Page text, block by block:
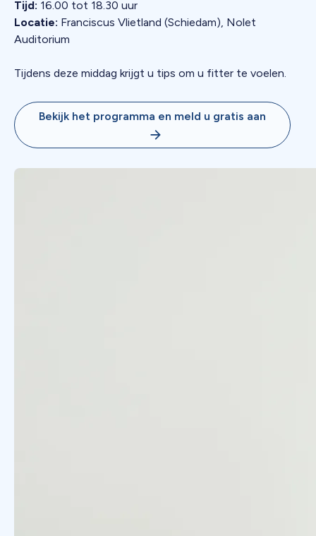
Tijd: 16.00 tot 18.30 uur
Locatie: Franciscus Vlietland (Schiedam), Nolet
Auditorium
Tijdens deze middag krijgt u tips om u fitter te voelen.
Bekijk het programma en meld u gratis aan